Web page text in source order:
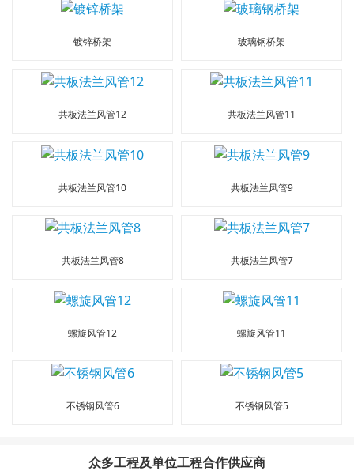
镀锌桥架 玻璃钢桥架
共板法兰风管12 共板法兰风管11
共板法兰风管10 共板法兰风管9
共板法兰风管8 共板法兰风管7
螺旋风管12 螺旋风管11
不锈钢风管6 不锈钢风管5
众多工程及单位工程合作供应商